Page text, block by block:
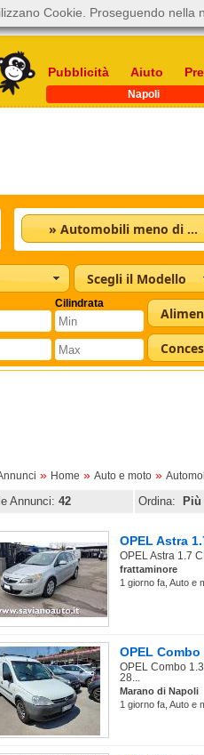
Pubblicità Aiuto
Napoli
» Automobili meno di 5.000
Scegli il Modello
Cilindrata
» Home » Auto e moto »
Annunci: 42 Ordina:
OPEL Astra
OPEL Astra 1.7
frattaminore
1 giorno fa, Auto e
OPEL Combo
OPEL Combo
28...
Marano di Napoli
1 giorno fa, Auto e
Cookie. Proseguendo nella